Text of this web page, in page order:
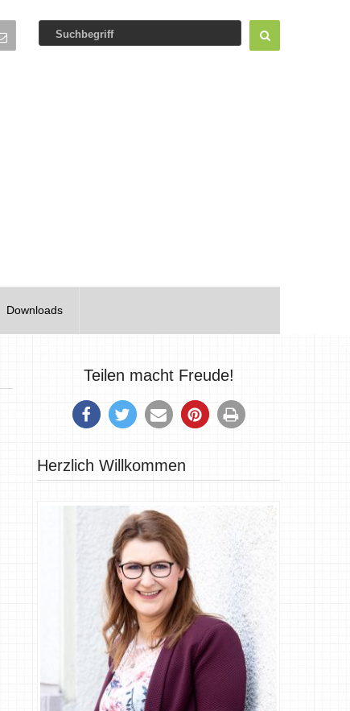
Downloads
Teilen macht Freude!
Herzlich Willkommen